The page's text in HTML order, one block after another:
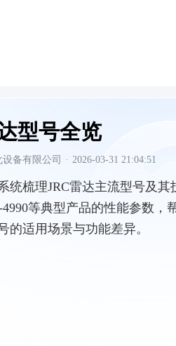
型号全览
备有限公司 · 2026-03-31 21:04:51
统梳理JRC雷达主流型号及其
等典型产品的性能参数，
的适用场景与功能差异。